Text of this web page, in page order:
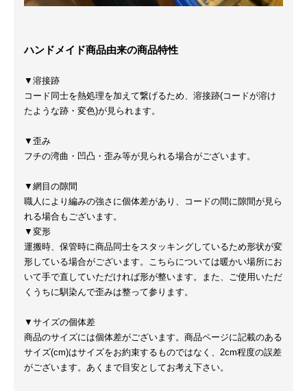
ハンドメイド商品由来の商品特性
▼溶接跡
コード同士を熱処理を加えて繋げるため、溶接跡(コードが溶け
たような跡・変色)が見られます。
▼歪み
フチの湾曲・凹凸・歪み等が見られる場合がございます。
▼網目の隙間
職人により編みの強さに個体差があり、コードの間に隙間が見ら
れる場合もございます。
▼変形
運搬時、保管時に商品同士をスタッキングしているため形状が変
形している場合がございます。こちらについては暖かい場所にお
いて手で直していただければ形が整います。また、ご使用いただ
くうちに馴染んで歪みは整って参ります。
▼サイズの個体差
商品のサイズには個体差がございます。商品ページに記載のある
サイズ(cm)はサイズをお約束するものではなく、2cm程度の誤差
がございます。あくまで目安としてお考え下さい。